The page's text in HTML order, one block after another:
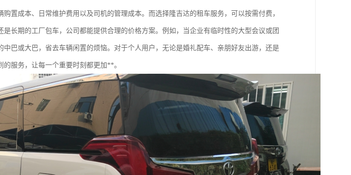
置成本、日常维护费用以及司机的管理成本。而选择隆吉达的租车服务，可以按需付费，
长期的工厂包车，公司都能提供合理的价格方案。例如，当企业有临时性的大型会议或团
中巴或大巴，省去车辆闲置的烦恼。对于个人用户，无论是婚礼配车、亲朋好友出游，还是
服务，让每一个重要时刻都更加**。